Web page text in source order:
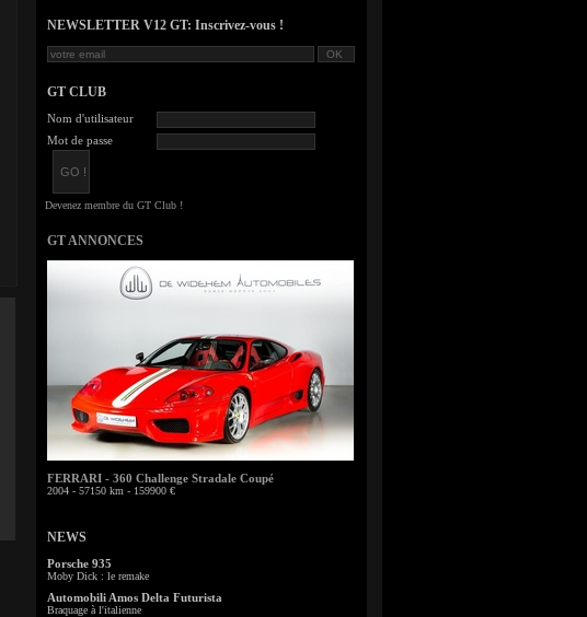
NEWSLETTER V12 GT: Inscrivez-vous !
GT CLUB
Nom d'utilisateur
Mot de passe
GT ANNONCES
FERRARI - 360 Challenge Stradale Coupé
2004 - 57150 km - 159900 €
NEWS
Porsche 935
Moby Dick : le remake
Automobili Amos Delta Futurista
Braquage à l'italienne